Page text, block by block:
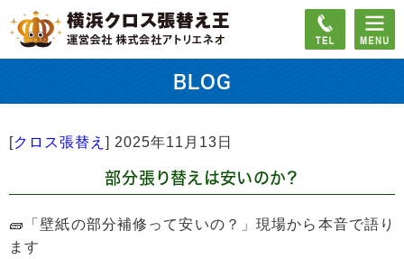
BLOG
[クロス張替え ] 2025年11月13日
部分張り替えは安いのか？
🧱「壁紙の部分補修って安いの？」現場から本音で語り
ます